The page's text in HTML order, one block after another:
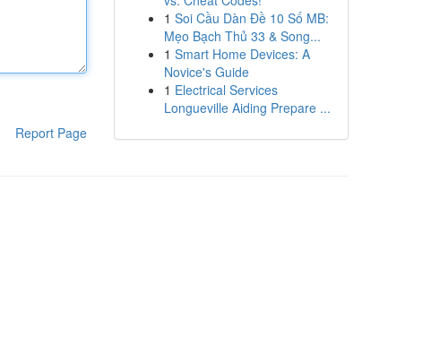
Report Page
1 Soi Cầu Dàn Đề 10 Số MB:
Mẹo Bạch Thủ 33 & Song...
1 Smart Home Devices: A
Novice's Guide
1 Electrical Services
Longueville Aiding Prepare ...